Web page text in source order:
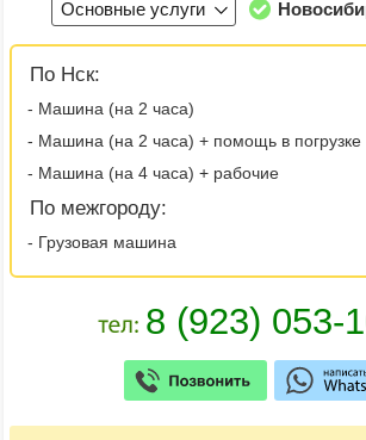
Основные услуги
По Нск:
- Машина (на 2 часа)
- Машина (на 2 часа) + помощь в погрузке
- Машина (на 4 часа) + рабочие
По межгороду:
- Грузовая машина